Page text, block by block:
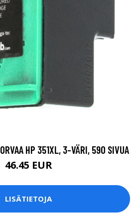
HP 351XL, 3-VÄRI, 590 SIVUA
46.45 EUR
LISÄTIETOJA